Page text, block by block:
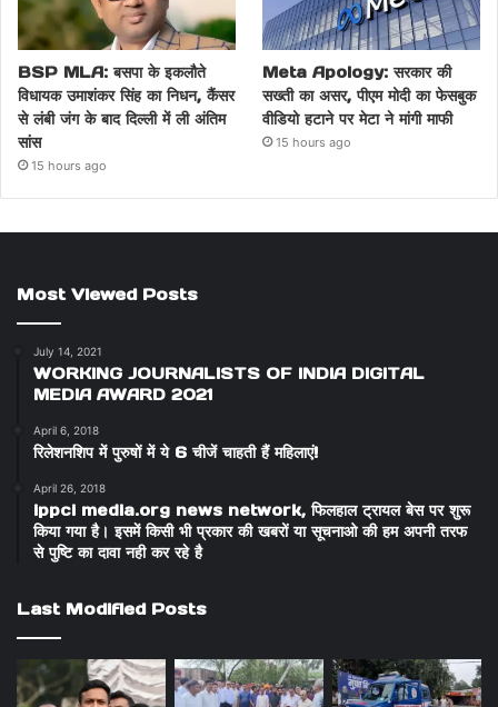
BSP MLA: बसपा के इकलौते
विधायक उमाशंकर सिंह का निधन, कैंसर
से लंबी जंग के बाद दिल्ली में ली अंतिम
सांस
15 hours ago
Meta Apology: सरकार की
सख्ती का असर, पीएम मोदी का फेसबुक
वीडियो हटाने पर मेटा ने मांगी माफी
15 hours ago
Most Viewed Posts
July 14, 2021
WORKING JOURNALISTS OF INDIA DIGITAL
MEDIA AWARD 2021
April 6, 2018
रिलेशनशिप में पुरुषों में ये 6 चीजें चाहती हैं महिलाएं!
April 26, 2018
ippci media.org news network, फिलहाल ट्रायल बेस पर शुरू
किया गया है। इसमें किसी भी प्रकार की खबरों या सूचनाओ की हम अपनी तरफ
से पुष्टि का दावा नही कर रहे है
Last Modified Posts